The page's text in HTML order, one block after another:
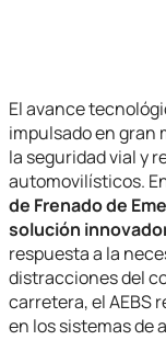
El avance
impulsado en gran
la seguridad vial y
automovilísticos.
de Frenado de
solución
respuesta a la
distracciones del
carretera, el AEBS
en los sistemas de